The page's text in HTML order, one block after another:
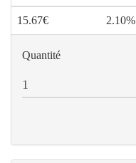
15.67€ 2.10%
Quantité